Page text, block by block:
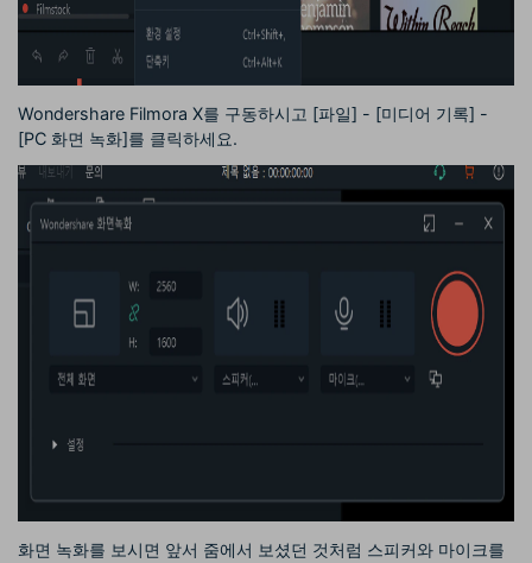
Wondershare Filmora X를 구동하시고 [파일] - [미디어 기록] -
[PC 화면 녹화]를 클릭하세요.
화면 녹화를 보시면 앞서 줌에서 보셨던 것처럼 스피커와 마이크를